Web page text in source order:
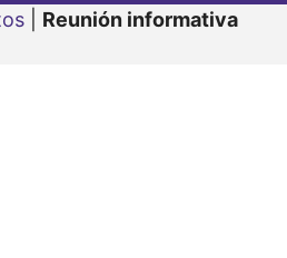
Reunión informativa